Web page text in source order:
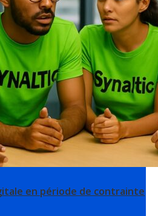
en période de contrainte